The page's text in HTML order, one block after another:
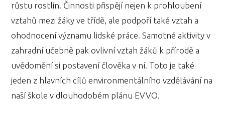
růstu rostlin. Činnosti přispějí nejen k prohloubení
vztahů mezi žáky ve třídě, ale podpoří také vztah a
ohodnocení významu lidské práce. Samotné aktivity v
zahradní učebně pak ovlivní vztah žáků k přírodě a
uvědomění si postavení člověka v ní. Toto je také
jeden z hlavních cílů environmentálního vzdělávání na
naší škole v dlouhodobém plánu EVVO.